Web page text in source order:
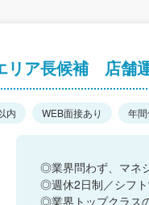
ア長候補 店舗
内 WEB面接あり 年
◎業界問わず、マネ
◎週休2日制／シフ
◎業界トップクラス